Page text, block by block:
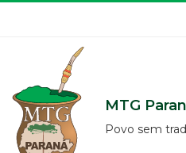
MTG
Povo sem